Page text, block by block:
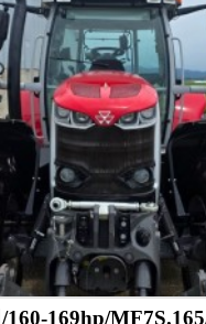
169hp/